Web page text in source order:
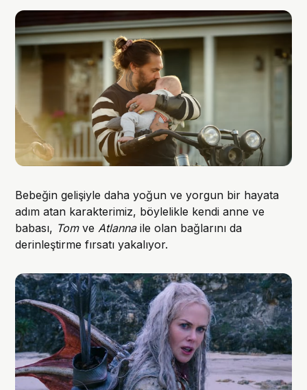
Bebeğin gelişiyle daha yoğun ve yorgun bir hayata
adım atan karakterimiz, böylelikle kendi anne ve
babası, Tomve Atlannaile olan bağlarını da
derinleştirme fırsatı yakalıyor.